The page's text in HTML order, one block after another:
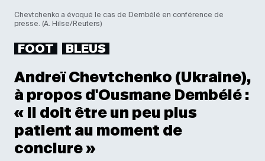
Chevtchenko a évoqué le cas de Dembélé en conférence de
presse. (A. Hilse/Reuters)
FOOT BLEUS
Andreï Chevtchenko (Ukraine),
à propos d'Ousmane Dembélé :
« Il doit être un peu plus
patient au moment de
conclure »